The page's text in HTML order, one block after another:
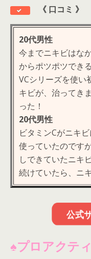
《 口コミ 》
20代男性
今までニキビはな
からポツポツでき
VCシリーズを使い
キビが、治ってき
った！
20代男性
ビタミンCがニキ
使っていたのです
しできていたニキ
続けていたら、ニ
公式
♠プロアクテ